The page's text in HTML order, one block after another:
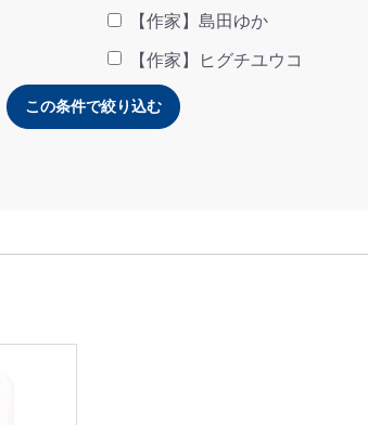
【作家】島田ゆか
【作家】ヒグチユウコ
この条件で絞り込む